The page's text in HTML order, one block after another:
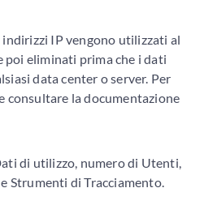
IP vengono utilizzati al
poi eliminati prima che i dati
data center o server. Per
consultare la documentazione
di utilizzo, numero di Utenti,
Strumenti di Tracciamento.